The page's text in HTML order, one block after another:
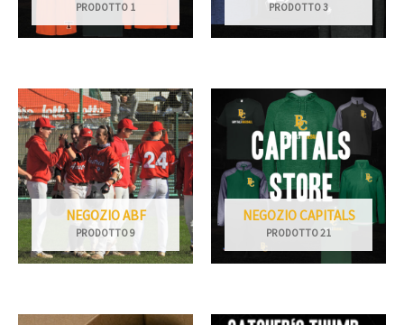
PRODOTTO 1 PRODOTTO 3
NEGOZIO ABF
PRODOTTO 9
NEGOZIO CAPITALS
PRODOTTO 21